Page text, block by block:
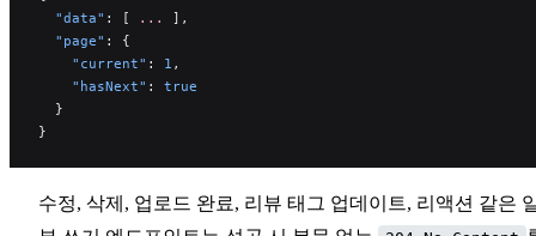
  "data"
: [ ...
],
  "page"
: {
    "current"
: 1 ,
    "hasNext"
: true
  }
}
수정, 삭제, 업로드 완료, 리뷰 태그 업데이트, 리액션 같은